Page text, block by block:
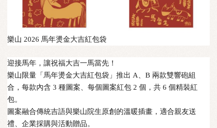
樂山 2026 馬年燙金大吉紅包袋
迎接馬年，讓祝福大吉一馬當先！
樂山限量「馬年燙金大吉紅包袋」推出 A、B 兩款雙響砲組
合，每款內含 3 種圖案、每個圖案紅包 2 個，共 6 個精裝紅
包。
圖案融合傳統吉語與樂山院生原創的溫暖插畫，適合親友送
禮、企業採購與活動贈品。